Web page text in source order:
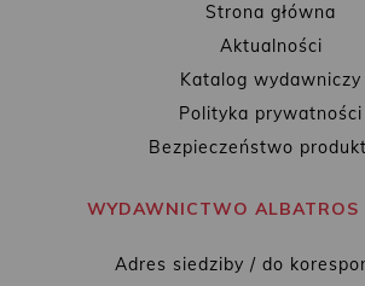
Strona główna
Aktualności
Katalog wydawniczy
Polityka prywatności
Bezpieczeństwo
WYDAWNICTWO
Adres siedziby / do